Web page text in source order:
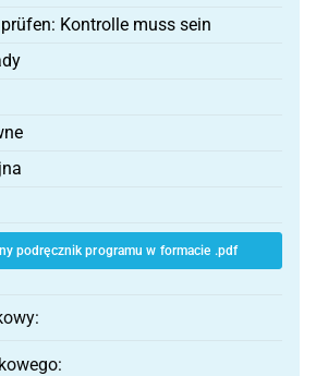
Kontrolle muss sein
podręcznik programu w formacie .pdf